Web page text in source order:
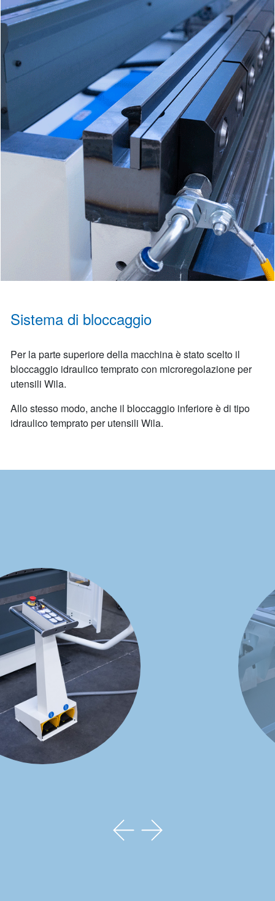
Sistema di bloccaggio
Per la parte superiore della macchina è stato scelto il
bloccaggio idraulico temprato con microregolazione per
utensili Wila.
Allo stesso modo, anche il bloccaggio inferiore è di tipo
idraulico temprato per utensili Wila.